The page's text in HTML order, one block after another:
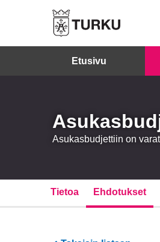
Etusivu
Asukasbudjettiin on
Tietoa Ehdotukset